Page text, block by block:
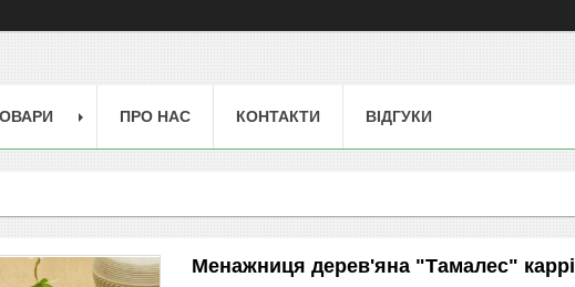
ПРО НАС КОНТАКТИ ВІДГУКИ
Менажниця дерев'яна "Тамалес" каррі